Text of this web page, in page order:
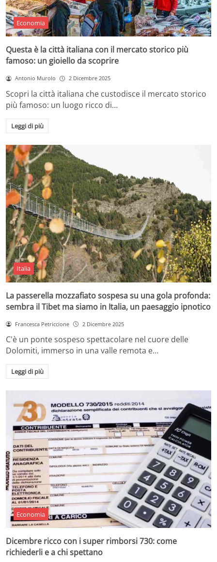
Economia
Questa è la città italiana con il mercato storico più
famoso: un gioiello da scoprire
Antonio Murolo 2 Dicembre 2025
Scopri la città italiana che custodisce il mercato storico
più famoso: un luogo ricco di…
Leggi di più
Italia
La passerella mozzafiato sospesa su una gola profonda:
sembra il Tibet ma siamo in Italia, un paesaggio ipnotico
Francesca Petriccione 2 Dicembre 2025
C'è un ponte sospeso spettacolare nel cuore delle
Dolomiti, immerso in una valle remota e…
Leggi di più
Economia
Dicembre ricco con i super rimborsi 730: come
richiederli e a chi spettano